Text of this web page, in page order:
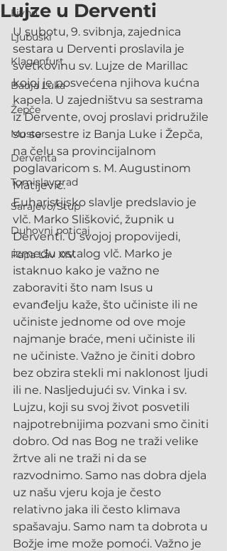
Livno
Ljubuški
Klagenfurt
Banja Luka
Žepče
Mostar
Derventa
Tomislavgrad
Sarajevo/Stup
Duhovni poticaj
Papa Lav XIV.
Lujze u Derventi
U subotu, 9. svibnja, zajednica
sestara u Derventi proslavila je
svetkovinu sv. Lujze de Marillac
kojoj je posvećena njihova kućna
kapela. U zajedništvu sa sestrama
iz Dervente, ovoj proslavi pridružile
su se sestre iz Banja Luke i Žepča,
na čelu sa provincijalnom
poglavaricom s. M. Augustinom
Matijević.
Euharistijsko slavlje predslavio je
vlč. Marko Slišković, župnik u
Derventi. U svojoj propovijedi,
između ostalog vlč. Marko je
istaknuo kako je važno ne
zaboraviti što nam Isus u
evanđelju kaže, što učiniste ili ne
učiniste jednome od ove moje
najmanje braće, meni učiniste ili
ne učiniste. Važno je činiti dobro
bez obzira stekli mi naklonost ljudi
ili ne. Nasljedujući sv. Vinka i sv.
Lujzu, koji su svoj život posvetili
najpotrebnijima pozvani smo činiti
dobro. Od nas Bog ne traži velike
žrtve ali ne traži ni da se
razvodnimo. Samo nas dobra djela
uz našu vjeru koja je često
relativno jaka ili često klimava
spašavaju. Samo nam ta dobrota u
Božje ime može pomoći. Važno je